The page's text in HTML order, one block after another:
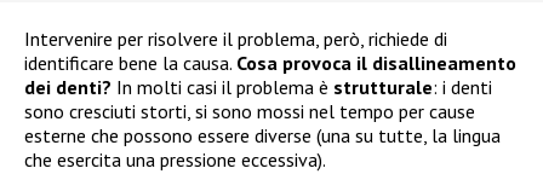
Intervenire per risolvere il problema, però, richiede di
identificare bene la causa. Cosa provoca il disallineamento
dei denti? In molti casi il problema è strutturale: i denti
sono cresciuti storti, si sono mossi nel tempo per cause
esterne che possono essere diverse (una su tutte, la lingua
che esercita una pressione eccessiva).